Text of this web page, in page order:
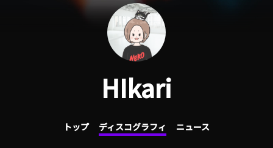
サポート
ご利用の流れ
よくある質問
HIkari
トップ ディスコグラフィ ニュース